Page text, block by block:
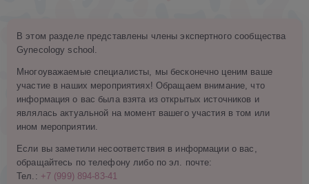
В этом разделе представлены члены экспертного сообщества
Gynecology school.
Многоуважаемые специалисты, мы бесконечно ценим ваше
участие в наших мероприятиях! Обращаем внимание, что
информация о вас была взята из открытых источников и
являлась актуальной на момент вашего участия в том или
ином мероприятии.
Если вы заметили несоответствия в информации о вас,
обращайтесь по телефону либо по эл. почте:
Тел.: +7 (999) 894-83-41